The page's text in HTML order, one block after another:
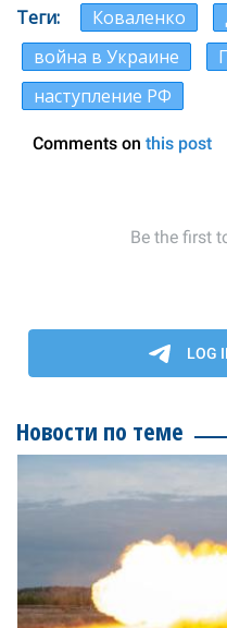
Теги Коваленко
война в Украине
наступление РФ
Новости по теме